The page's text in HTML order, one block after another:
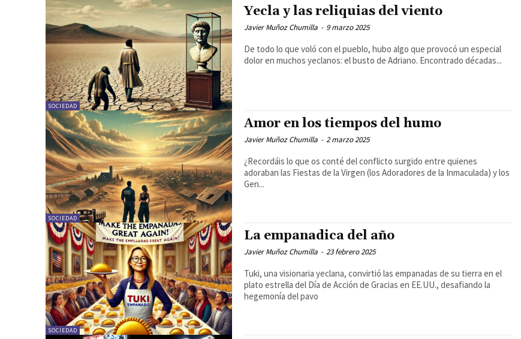
SOCIEDAD
Yecla y las reliquias del viento
Javier Muñoz Chumilla - 9 marzo 2025
De todo lo que voló con el pueblo, hubo algo que provocó un especial
dolor en muchos yeclanos: el busto de Adriano. Encontrado décadas...
SOCIEDAD
Amor en los tiempos del humo
Javier Muñoz Chumilla - 2 marzo 2025
¿Recordáis lo que os conté del conflicto surgido entre quienes
adoraban las Fiestas de la Virgen (los Adoradores de la Inmaculada) y los
Gen...
SOCIEDAD
La empanadica del año
Javier Muñoz Chumilla - 23 febrero 2025
Tuki, una visionaria yeclana, convirtió las empanadas de su tierra en el
plato estrella del Día de Acción de Gracias en EE.UU., desafiando la
hegemonía del pavo